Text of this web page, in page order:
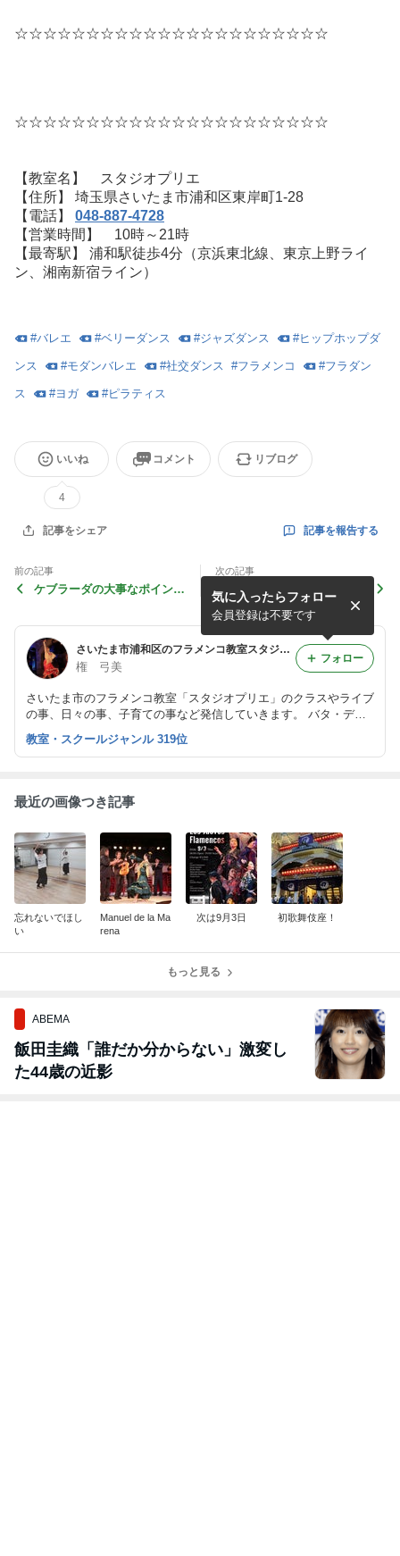
☆☆☆☆☆☆☆☆☆☆☆☆☆☆☆☆☆☆☆☆☆☆
☆☆☆☆☆☆☆☆☆☆☆☆☆☆☆☆☆☆☆☆☆☆
【教室名】 スタジオプリエ
【住所】 埼玉県さいたま市浦和区東岸町1-28
【電話】 048-887-4728
【営業時間】 10時～21時
【最寄駅】 浦和駅徒歩4分（京浜東北線、東京上野ライ
ン、湘南新宿ライン）
#バレエ #ベリーダンス #ジャズダンス #ヒップホップダ
ンス #モダンバレエ #社交ダンス #フラメンコ #フラダン
ス #ヨガ #ピラティス
いいね
4
コメント リブログ
記事をシェア 記事を報告する
前の記事
ケブラーダの大事なポイント
次の記事
さいたま市浦和区のフラメンコ教室スタジオプリエ 権 弓美のブログ
権 弓美
さいたま市のフラメンコ教室「スタジオプリエ」のクラスやライブ
の事、日々の事、子育ての事など発信していきます。 バタ・デ・
コーラのレッスンに力を入れています♪
気に入ったらフォロー
会員登録は不要です
フォロー
教室・スクールジャンル 319位
最近の画像つき記事
忘れないでほし
い
Manuel de la Ma
rena
次は9月3日 初歌舞伎座！
もっと見る
ABEMA
飯田圭織「誰だか分からない」激変し
た44歳の近影